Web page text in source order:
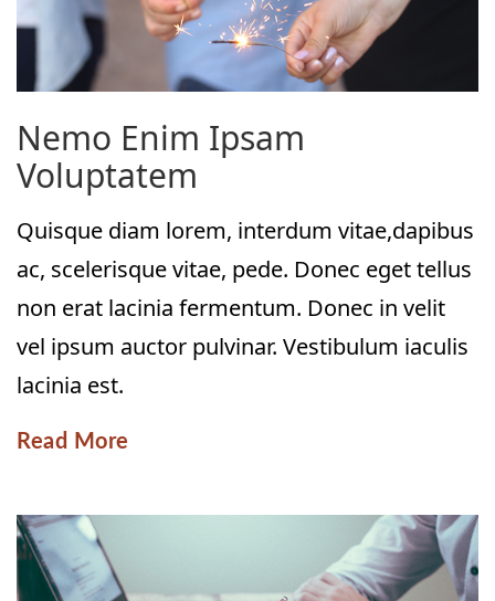
Nemo Enim Ipsam
Voluptatem
Quisque diam lorem, interdum vitae,dapibus
ac, scelerisque vitae, pede. Donec eget tellus
non erat lacinia fermentum. Donec in velit
vel ipsum auctor pulvinar. Vestibulum iaculis
lacinia est.
Read More